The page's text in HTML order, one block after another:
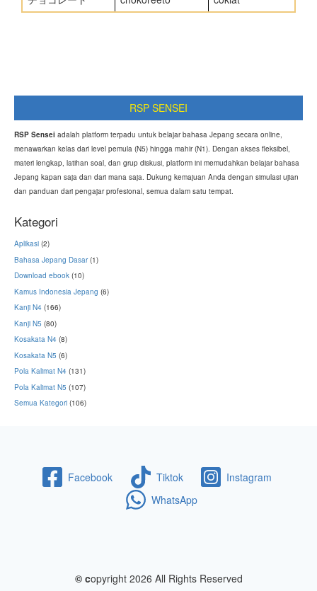
RSP SENSEI
RSP Sensei adalah platform terpadu untuk belajar bahasa Jepang secara online,
menawarkan kelas dari level pemula (N5) hingga mahir (N1). Dengan akses fleksibel,
materi lengkap, latihan soal, dan grup diskusi, platform ini memudahkan belajar bahasa
Jepang kapan saja dan dari mana saja. Dukung kemajuan Anda dengan simulasi ujian
dan panduan dari pengajar profesional, semua dalam satu tempat.
Kategori
Aplikasi (2)
Bahasa Jepang Dasar(1)
Download ebook (10)
Kamus Indonesia Jepang (6)
Kanji N4 (166)
Kanji N5 (80)
Kosakata N4 (8)
Kosakata N5 (6)
Pola Kalimat N4 (131)
Pola Kalimat N5 (107)
Semua Kategori (106)
Facebook Tiktok
Instagram
WhatsApp
© copyright 2026 All Rights Reserved